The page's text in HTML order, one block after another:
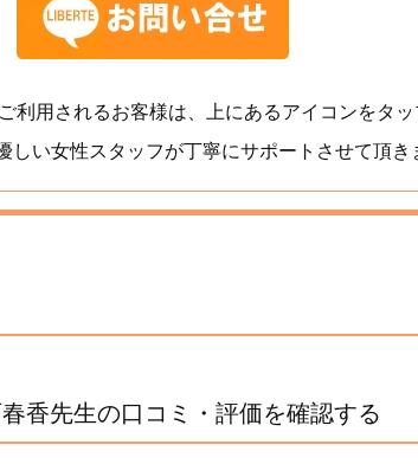
利用されるお客様は、上にあるアイコンをタ
しい女性スタッフが丁寧にサポートさせて頂き
香先生の口コミ・評価を確認する